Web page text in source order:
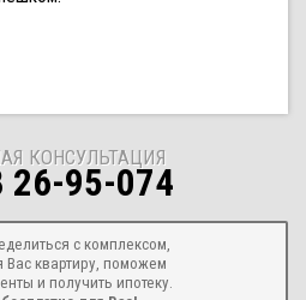
КОНСУЛЬТАЦИЯ
26-95-074
с комплексом,
Вас квартиру, поможем
и получить ипотеку.